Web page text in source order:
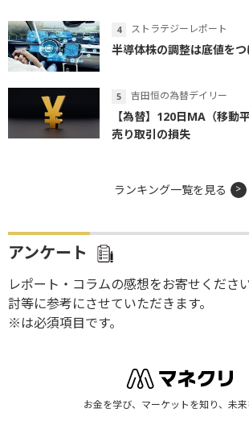
ストラテジーレポート
半導体株の調整は底値を
吉田恒の為替デイリー
【為替】120日MA（移動
売り取引の損失
ランキング一覧を見る
アンケート
レポート・コラムの感想をお寄せくださ
討等に参考にさせていただきます。
※は必須項目です。
お金を学び、マーケットを知り、未来